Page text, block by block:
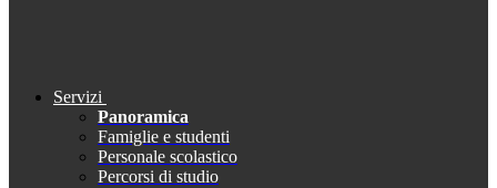
Servizi
Panoramica
Famiglie e studenti
Personale scolastico
Percorsi di studio